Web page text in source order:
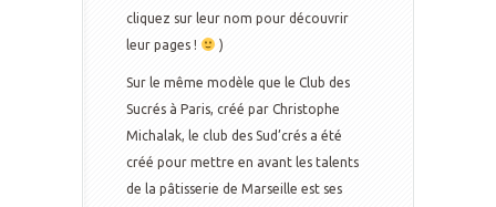
cliquez sur leur nom pour découvrir
leur pages !
)
Sur le même modèle que le Club des
Sucrés à Paris, créé par Christophe
Michalak, le club des Sud’crés a été
créé pour mettre en avant les talents
de la pâtisserie de Marseille est ses